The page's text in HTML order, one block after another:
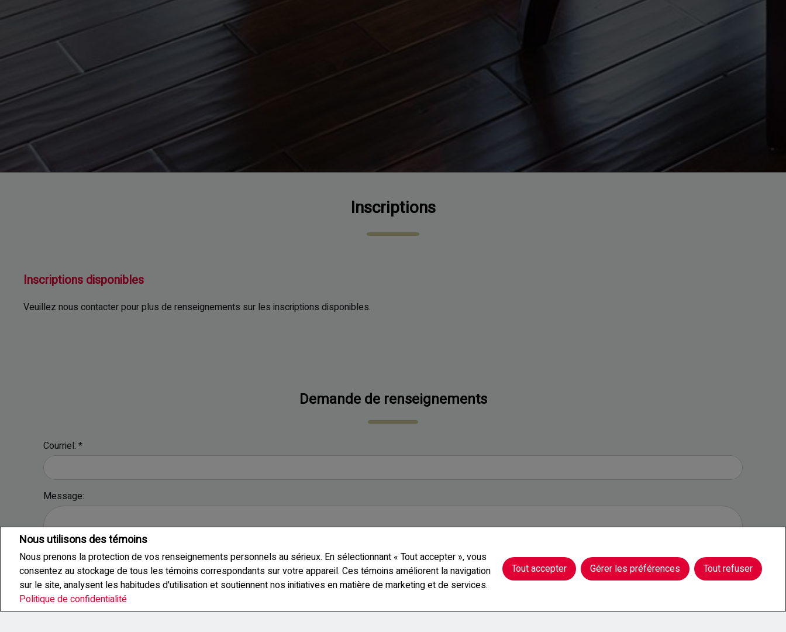
Nous utilisons des témoins
Nous prenons la protection de vos renseignements personnels au sérieux. En sélectionnant « Tout accepter », vous
consentez au stockage de tous les témoins correspondants sur votre appareil. Ces témoins améliorent la navigation
sur le site, analysent les habitudes d'utilisation et soutiennent nos initiatives en matière de marketing et de services.
Politique de confidentialité
Tout accepter Gérer les préférences Tout refuser
Inscriptions
Inscriptions disponibles
Veuillez nous contacter pour plus de renseignements sur les inscriptions disponibles.
Demande de renseignements
Courriel: *
Message:
Veuillez entrer le code de sécurité affiché.